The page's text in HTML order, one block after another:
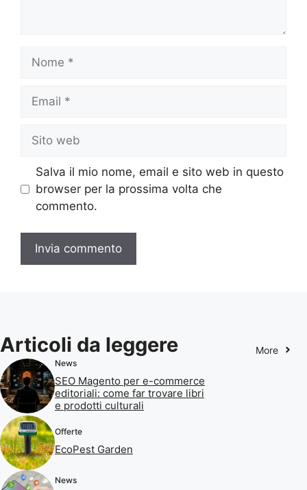
Nome
Email
Sito
web
Salva il mio nome, email e sito web in questo
browser per la prossima volta che
commento.
Articoli da leggere More
News
SEO Magento per e-commerce
editoriali: come far trovare libri
e prodotti culturali
Offerte
EcoPest Garden
News